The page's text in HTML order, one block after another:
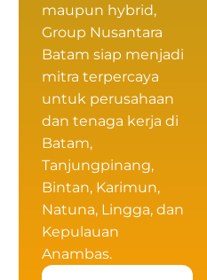
maupun hybrid,
Group Nusantara
Batam siap menjadi
mitra terpercaya
untuk perusahaan
dan tenaga kerja di
Batam,
Tanjungpinang,
Bintan, Karimun,
Natuna, Lingga, dan
Kepulauan
Anambas.